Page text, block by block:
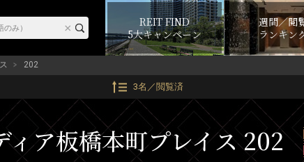
REIT FIND
5大キャンペーン
週間／閲
ランキン
202
3名／閲覧済
ィア板橋本町プレイス 202